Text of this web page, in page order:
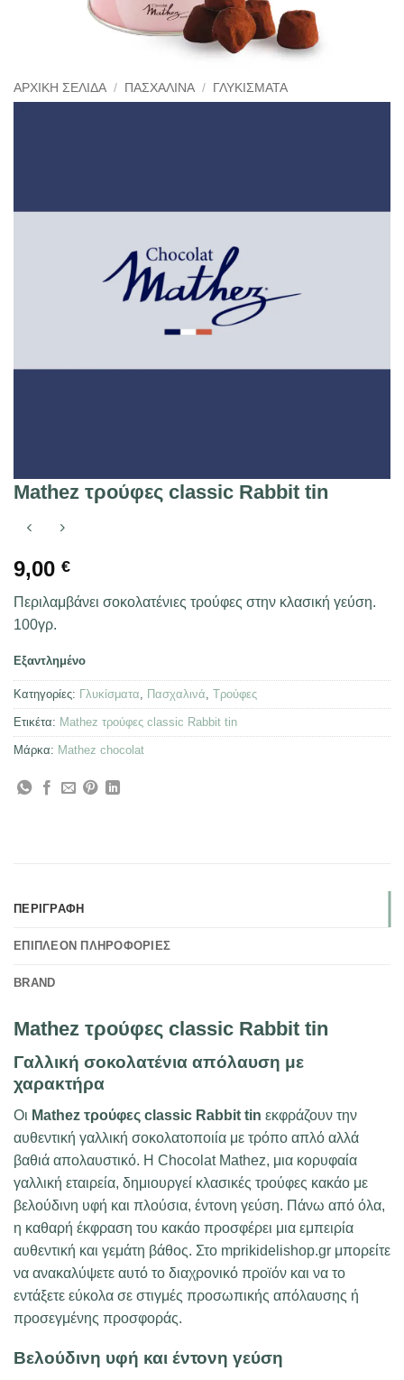
ΑΡΧΙΚΉ ΣΕΛΊΔΑ / ΠΑΣΧΑΛΙΝΆ / ΓΛΥΚΊΣΜΑΤΑ
Mathez τρούφες classic Rabbit tin
9,00 €
Περιλαμβάνει σοκολατένιες τρούφες στην κλασική γεύση.
100γρ.
Εξαντλημένο
Κατηγορίες: Γλυκίσματα, Πασχαλινά, Τρούφες
Ετικέτα: Mathez τρούφες classic Rabbit tin
Μάρκα: Mathez chocolat
ΠΕΡΙΓΡΑΦΉ
ΕΠΙΠΛΈΟΝ ΠΛΗΡΟΦΟΡΊΕΣ
BRAND
Mathez τρούφες classic Rabbit tin
Γαλλική σοκολατένια απόλαυση με
χαρακτήρα
Οι Mathez τρούφες classic Rabbit tin εκφράζουν την
αυθεντική γαλλική σοκολατοποιία με τρόπο απλό αλλά
βαθιά απολαυστικό. Η Chocolat Mathez, μια κορυφαία
γαλλική εταιρεία, δημιουργεί κλασικές τρούφες κακάο με
βελούδινη υφή και πλούσια, έντονη γεύση. Πάνω από όλα,
η καθαρή έκφραση του κακάο προσφέρει μια εμπειρία
αυθεντική και γεμάτη βάθος. Στο mprikidelishop.gr μπορείτε
να ανακαλύψετε αυτό το διαχρονικό προϊόν και να το
εντάξετε εύκολα σε στιγμές προσωπικής απόλαυσης ή
προσεγμένης προσφοράς.
Βελούδινη υφή και έντονη γεύση